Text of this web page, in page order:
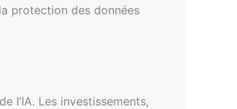
protection des données
l’IA. Les investissements,